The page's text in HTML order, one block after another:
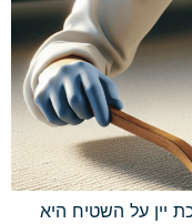
יין על השטיח היא